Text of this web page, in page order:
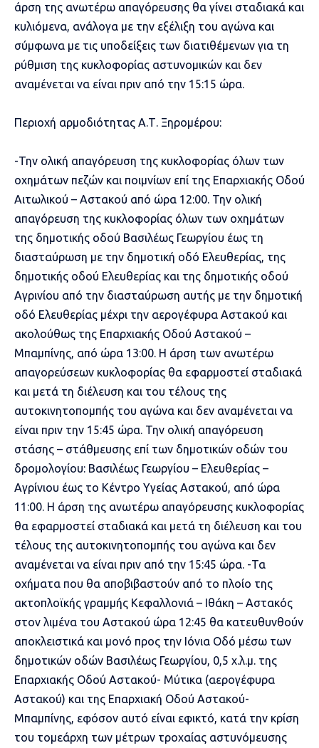
άρση της ανωτέρω απαγόρευσης θα γίνει σταδιακά και
κυλιόμενα, ανάλογα με την εξέλιξη του αγώνα και
σύμφωνα με τις υποδείξεις των διατιθέμενων για τη
ρύθμιση της κυκλοφορίας αστυνομικών και δεν
αναμένεται να είναι πριν από την 15:15 ώρα.
Περιοχή αρμοδιότητας Α.Τ. Ξηρομέρου:
-Την ολική απαγόρευση της κυκλοφορίας όλων των
οχημάτων πεζών και ποιμνίων επί της Επαρχιακής Οδού
Αιτωλικού – Αστακού από ώρα 12:00. Την ολική
απαγόρευση της κυκλοφορίας όλων των οχημάτων
της δημοτικής οδού Βασιλέως Γεωργίου έως τη
διασταύρωση με την δημοτική οδό Ελευθερίας, της
δημοτικής οδού Ελευθερίας και της δημοτικής οδού
Αγρινίου από την διασταύρωση αυτής με την δημοτική
οδό Ελευθερίας μέχρι την αερογέφυρα Αστακού και
ακολούθως της Επαρχιακής Οδού Αστακού –
Μπαμπίνης, από ώρα 13:00. Η άρση των ανωτέρω
απαγορεύσεων κυκλοφορίας θα εφαρμοστεί σταδιακά
και μετά τη διέλευση και του τέλους της
αυτοκινητοπομπής του αγώνα και δεν αναμένεται να
είναι πριν την 15:45 ώρα. Την ολική απαγόρευση
στάσης – στάθμευσης επί των δημοτικών οδών του
δρομολογίου: Βασιλέως Γεωργίου – Ελευθερίας –
Αγρίνιου έως το Κέντρο Υγείας Αστακού, από ώρα
11:00. Η άρση της ανωτέρω απαγόρευσης κυκλοφορίας
θα εφαρμοστεί σταδιακά και μετά τη διέλευση και του
τέλους της αυτοκινητοπομπής του αγώνα και δεν
αναμένεται να είναι πριν από την 15:45 ώρα. -Τα
οχήματα που θα αποβιβαστούν από το πλοίο της
ακτοπλοϊκής γραμμής Κεφαλλονιά – Ιθάκη – Αστακός
στον λιμένα του Αστακού ώρα 12:45 θα κατευθυνθούν
αποκλειστικά και μονό προς την Ιόνια Οδό μέσω των
δημοτικών οδών Βασιλέως Γεωργίου, 0,5 χ.λ.μ. της
Επαρχιακής Οδού Αστακού- Μύτικα (αερογέφυρα
Αστακού) και της Επαρχιακή Οδού Αστακού-
Μπαμπίνης, εφόσον αυτό είναι εφικτό, κατά την κρίση
του τομεάρχη των μέτρων τροχαίας αστυνόμευσης